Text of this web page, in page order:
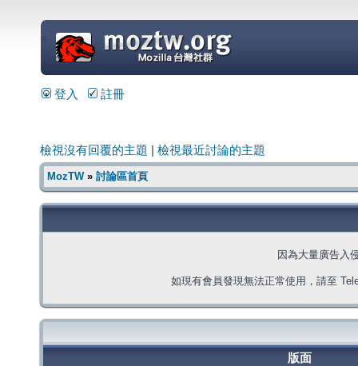
=
登入 註冊
檢視沒有回覆的主題 檢視最近討論的主題
MozTW» 討論區首頁
因為大量廣告入
如現有會員發現無法正常使用，請至
版面